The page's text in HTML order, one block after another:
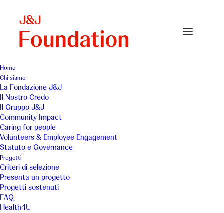
Home
Chi siamo
La Fondazione J&J
Il Nostro Credo
Il Gruppo J&J
Community Impact
Caring for people
Volunteers & Employee Engagement
Statuto e Governance
Progetti
Criteri di selezione
Presenta un progetto
Progetti sostenuti
FAQ
Health4U